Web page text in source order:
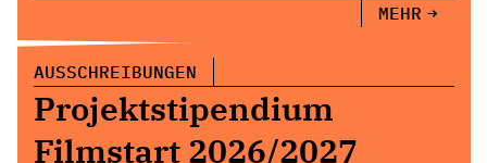
MEHR
AUSSCHREIBUNGEN
Projektstipendium
Filmstart 2026/2027